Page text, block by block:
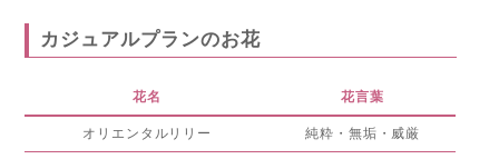
カジュアルプランのお花
花名 花言葉
オリエンタルリリー 純粋・無垢・威厳